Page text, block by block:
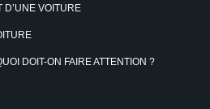
D’UNE VOITURE
DOIT-ON FAIRE ATTENTION ?